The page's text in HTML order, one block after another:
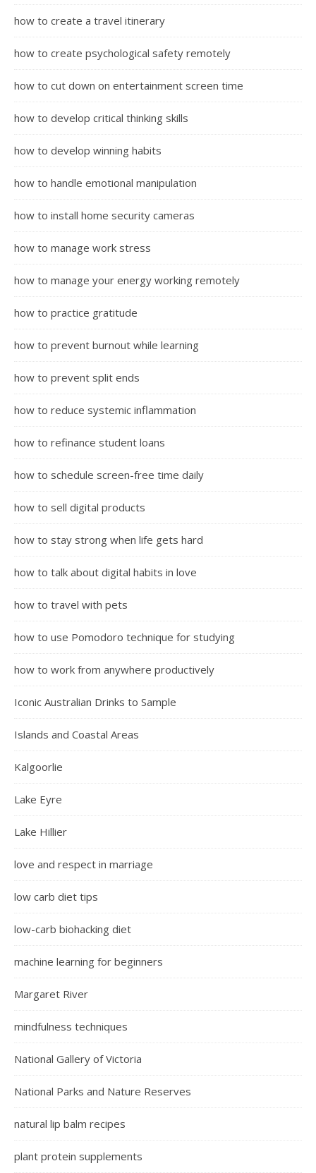
how to create a travel itinerary
how to create psychological safety remotely
how to cut down on entertainment screen time
how to develop critical thinking skills
how to develop winning habits
how to handle emotional manipulation
how to install home security cameras
how to manage work stress
how to manage your energy working remotely
how to practice gratitude
how to prevent burnout while learning
how to prevent split ends
how to reduce systemic inflammation
how to refinance student loans
how to schedule screen-free time daily
how to sell digital products
how to stay strong when life gets hard
how to talk about digital habits in love
how to travel with pets
how to use Pomodoro technique for studying
how to work from anywhere productively
Iconic Australian Drinks to Sample
Islands and Coastal Areas
Kalgoorlie
Lake Eyre
Lake Hillier
love and respect in marriage
low carb diet tips
low-carb biohacking diet
machine learning for beginners
Margaret River
mindfulness techniques
National Gallery of Victoria
National Parks and Nature Reserves
natural lip balm recipes
plant protein supplements